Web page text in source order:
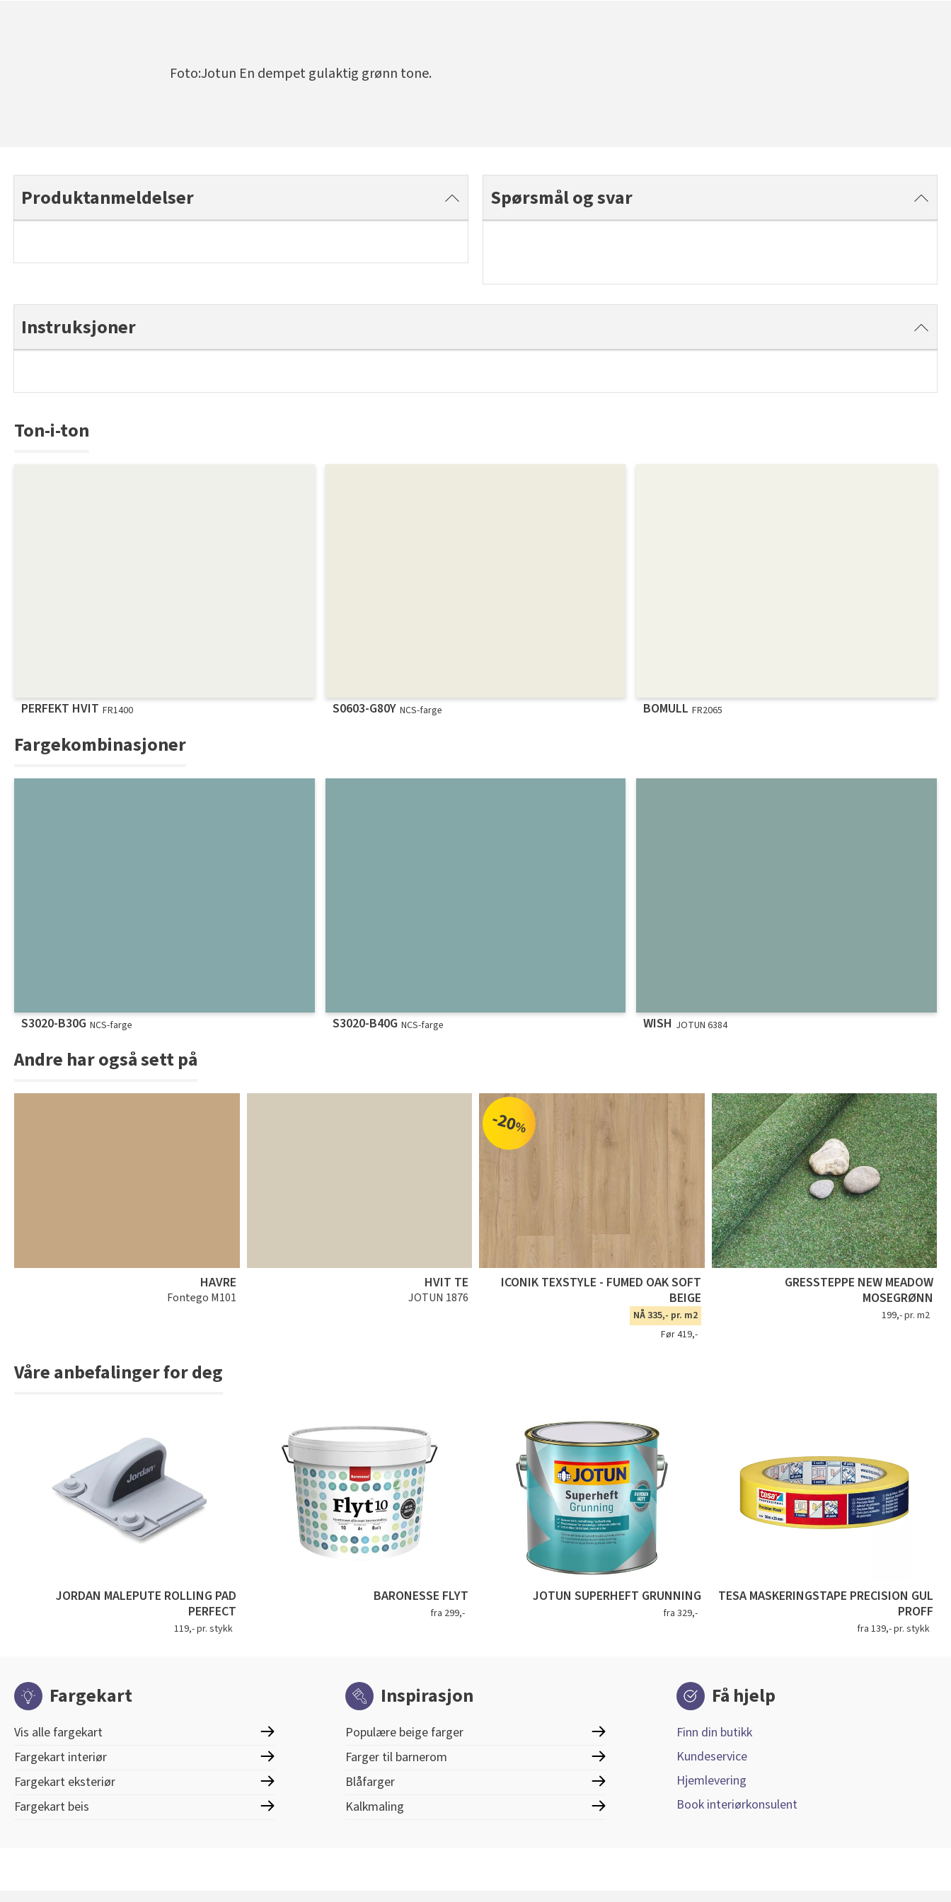
Foto:Jotun En dempet gulaktig grønn tone.
Produktanmeldelser Spørsmål og svar
Instruksjoner
Ton-i-ton
PERFEKT HVIT FR1400 S0603-G80Y NCS-farge BOMULL FR2065
Fargekombinasjoner
S3020-B30G NCS-farge S3020-B40G NCS-farge WISH JOTUN 6384
Andre har også sett på
HAVRE
Fontego M101
HVIT TE
JOTUN 1876
-20%
ICONIK TEXSTYLE - FUMED OAK SOFT
BEIGE
NÅ 335,- pr. m2
Før 419,-
GRESSTEPPE NEW MEADOW
MOSEGRØNN
199,- pr. m2
Våre anbefalinger for deg
JORDAN MALEPUTE ROLLING PAD
PERFECT
119,- pr. stykk
BARONESSE FLYT
fra 299,-
JOTUN SUPERHEFT GRUNNING
fra 329,-
TESA MASKERINGSTAPE PRECISION GUL
PROFF
fra 139,- pr. stykk
Fargekart
Vis alle fargekart
Fargekart interiør
Fargekart eksteriør
Fargekart beis
Inspirasjon
Populære beige farger
Farger til barnerom
Blåfarger
Kalkmaling
Få hjelp
Finn din butikk
Kundeservice
Hjemlevering
Book interiørkonsulent